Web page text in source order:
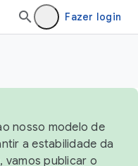
Fazer login
nosso modelo de
a estabilidade da
vamos publicar o